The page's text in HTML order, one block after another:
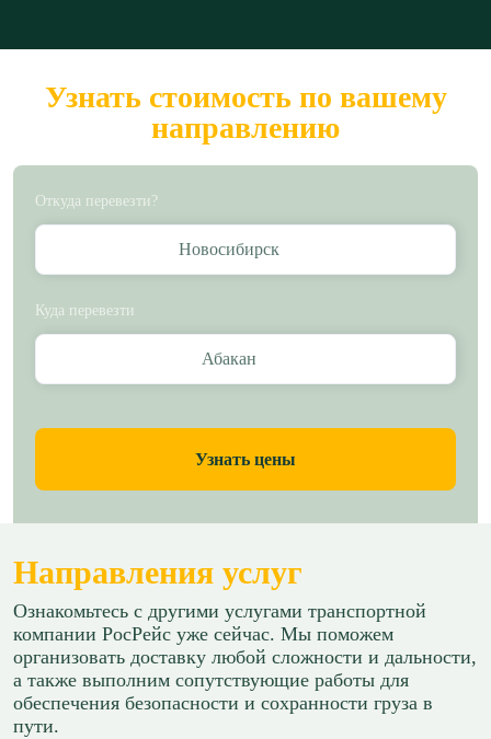
Узнать стоимость по вашему
направлению
Откуда перевезти?
Новосибирск
Куда перевезти
Абакан
Узнать цены
Направления услуг
Ознакомьтесь с другими услугами транспортной
компании РосРейс уже сейчас. Мы поможем
организовать доставку любой сложности и дальности,
а также выполним сопутствующие работы для
обеспечения безопасности и сохранности груза в
пути.